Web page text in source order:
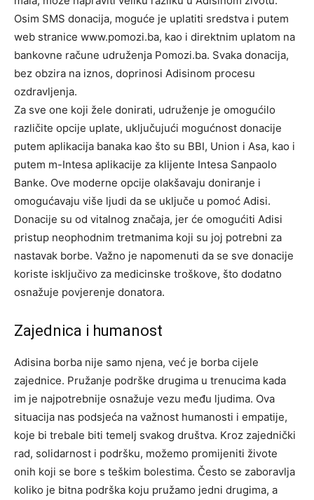
Osim SMS donacija, moguće je uplatiti sredstva i putem
web stranice www.pomozi.ba, kao i direktnim uplatom na
bankovne račune udruženja Pomozi.ba. Svaka donacija,
bez obzira na iznos, doprinosi Adisinom procesu
ozdravljenja.
Za sve one koji žele donirati, udruženje je omogućilo
različite opcije uplate, uključujući mogućnost donacije
putem aplikacija banaka kao što su BBI, Union i Asa, kao i
putem m-Intesa aplikacije za klijente Intesa Sanpaolo
Banke. Ove moderne opcije olakšavaju doniranje i
omogućavaju više ljudi da se uključe u pomoć Adisi.
Donacije su od vitalnog značaja, jer će omogućiti Adisi
pristup neophodnim tretmanima koji su joj potrebni za
nastavak borbe. Važno je napomenuti da se sve donacije
koriste isključivo za medicinske troškove, što dodatno
osnažuje povjerenje donatora.
Zajednica i humanost
Adisina borba nije samo njena, već je borba cijele
zajednice. Pružanje podrške drugima u trenucima kada
im je najpotrebnije osnažuje vezu među ljudima. Ova
situacija nas podsjeća na važnost humanosti i empatije,
koje bi trebale biti temelj svakog društva. Kroz zajednički
rad, solidarnost i podršku, možemo promijeniti živote
onih koji se bore s teškim bolestima. Često se zaboravlja
koliko je bitna podrška koju pružamo jedni drugima, a